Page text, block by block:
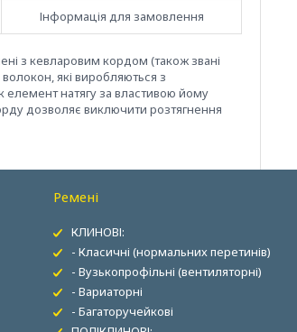
Інформація для замовлення
з кевларовим кордом (також звані
які виробляються з
елемент натягу за властивою йому
дозволяє виключити розтягнення
Ремені
КЛИНОВІ:
- Класичні (нормальних перетинів)
- Вузькопрофільні (вентиляторні)
- Вариаторні
- Багаторучейкові